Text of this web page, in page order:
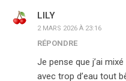
LILY
2 MARS 2026 À 23:16
RÉPONDRE
Je pense que j’ai
avec trop d’eau tout